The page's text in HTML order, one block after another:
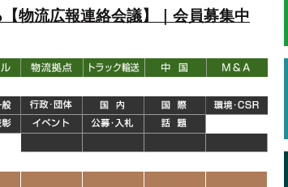
物流広報連絡会議】｜会員募集中